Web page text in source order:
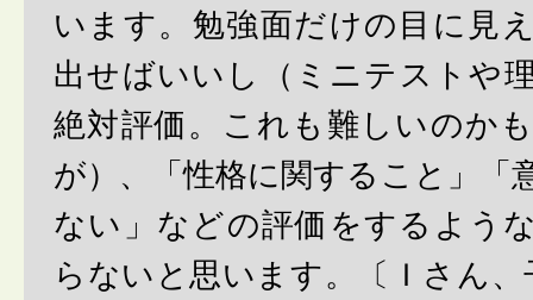
います。勉強面だけの目に見
出せばいいし（ミニテストや
絶対評価。これも難しいのか
が）、「性格に関すること」「
ない」などの評価をするよう
らないと思います。〔Ｉさん